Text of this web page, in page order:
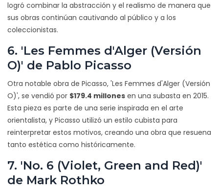
logró combinar la abstracción y el realismo de manera que
sus obras continúan cautivando al público y a los
coleccionistas.
6. 'Les Femmes d'Alger (Versión
O)' de Pablo Picasso
Otra notable obra de Picasso, 'Les Femmes d'Alger (Versión
O)', se vendió por $179.4 millones en una subasta en 2015.
Esta pieza es parte de una serie inspirada en el arte
orientalista, y Picasso utilizó un estilo cubista para
reinterpretar estos motivos, creando una obra que resuena
tanto estética como históricamente.
7. 'No. 6 (Violet, Green and Red)'
de Mark Rothko